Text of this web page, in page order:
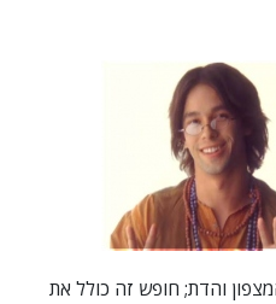
והדת; חופש זה כולל את